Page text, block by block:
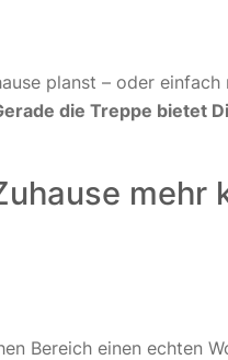
planst – oder
die Treppe bietet
mehr
Bereich einen echten